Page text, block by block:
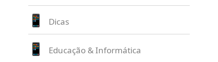
Dicas
Educação & Informática